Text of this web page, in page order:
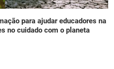
para ajudar educadores na
no cuidado com o planeta